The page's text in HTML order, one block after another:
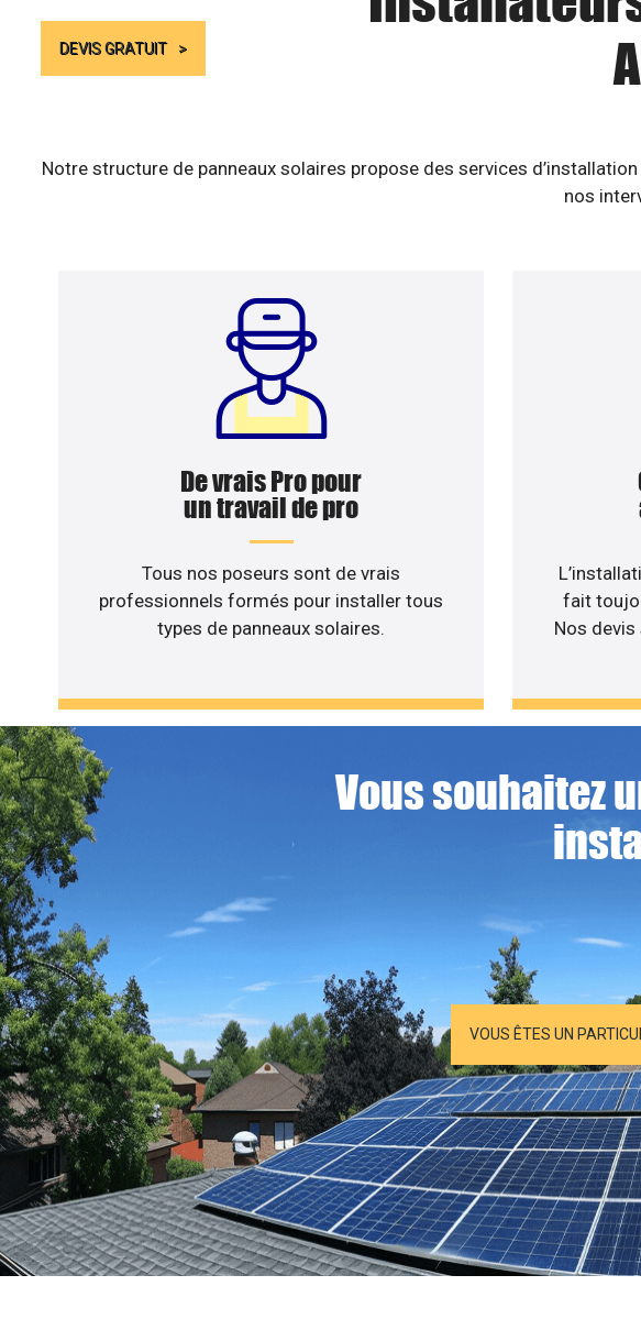
DEVIS GRATUIT
Notre structure de panneaux solaires propose des services
nos
De vrais Pro pour
un travail de pro
Tous nos poseurs sont de vrais
professionnels formés pour installer tous
types de panneaux solaires.
fait
Nos
Vous souhaitez
VOUS ÊTES UN